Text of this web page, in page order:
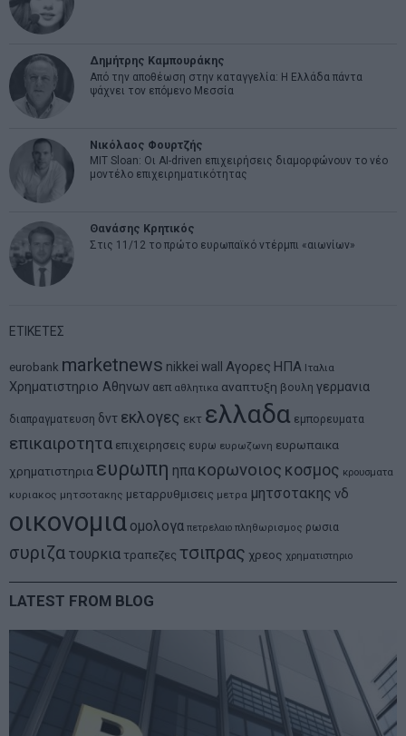
Δημήτρης Καμπουράκης
Από την αποθέωση στην καταγγελία: Η Ελλάδα πάντα
ψάχνει τον επόμενο Μεσσία
Νικόλαος Φουρτζής
MIT Sloan: Οι AI-driven επιχειρήσεις διαμορφώνουν το νέο
μοντέλο επιχειρηματικότητας
Θανάσης Κρητικός
Στις 11/12 το πρώτο ευρωπαϊκό ντέρμπι «αιωνίων»
ΕΤΙΚΕΤΕΣ
eurobank marketnews nikkei wall Αγορες ΗΠΑ Ιταλια
Χρηματιστηριο Αθηνων αεπ αθλητικα αναπτυξη βουλη γερμανια
διαπραγματευση δντ εκλογες εκτ ελλαδα εμπορευματα
επικαιροτητα επιχειρησεις ευρω ευρωζωνη ευρωπαικα
χρηματιστηρια ευρωπη ηπα κορωνοιος κοσμος κρουσματα
κυριακος μητσοτακης μεταρρυθμισεις μετρα μητσοτακης νδ
οικονομια ομολογα πετρελαιο πληθωρισμος ρωσια
συριζα τουρκια τραπεζες τσιπρας χρεος χρηματιστηριο
LATEST FROM BLOG